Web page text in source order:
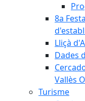
8a
Lliçà
Dades
Vallès
Turisme